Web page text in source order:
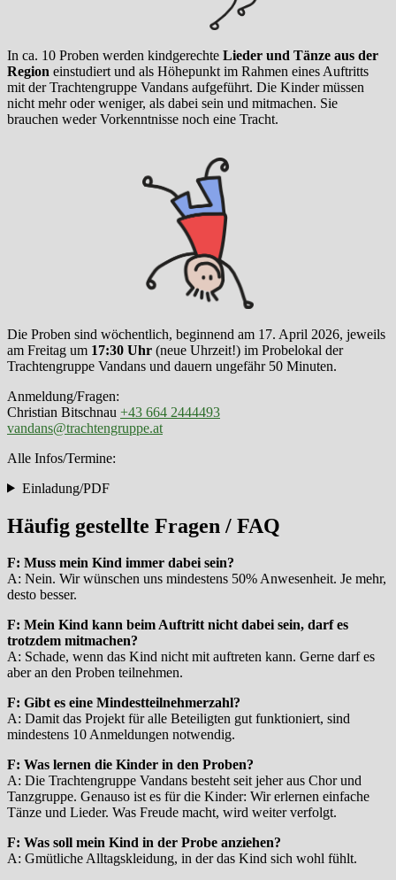
In ca. 10 Proben werden kindgerechte Lieder und Tänze aus der
Region einstudiert und als Höhepunkt im Rahmen eines Auftritts
mit der Trachtengruppe Vandans aufgeführt. Die Kinder müssen
nicht mehr oder weniger, als dabei sein und mitmachen. Sie
brauchen weder Vorkenntnisse noch eine Tracht.
Die Proben sind wöchentlich, beginnend am 17. April 2026, jeweils
am Freitag um 17:30 Uhr (neue Uhrzeit!) im Probelokal der
Trachtengruppe Vandans und dauern ungefähr 50 Minuten.
Anmeldung/Fragen:
Christian Bitschnau +43 664 2444493
vandans@trachtengruppe.at
Alle Infos/Termine:
Einladung/PDF
Häufig gestellte Fragen / FAQ
F: Muss mein Kind immer dabei sein?
A: Nein. Wir wünschen uns mindestens 50% Anwesenheit. Je mehr,
desto besser.
F: Mein Kind kann beim Auftritt nicht dabei sein, darf es
trotzdem mitmachen?
A: Schade, wenn das Kind nicht mit auftreten kann. Gerne darf es
aber an den Proben teilnehmen.
F: Gibt es eine Mindestteilnehmerzahl?
A: Damit das Projekt für alle Beteiligten gut funktioniert, sind
mindestens 10 Anmeldungen notwendig.
F: Was lernen die Kinder in den Proben?
A: Die Trachtengruppe Vandans besteht seit jeher aus Chor und
Tanzgruppe. Genauso ist es für die Kinder: Wir erlernen einfache
Tänze und Lieder. Was Freude macht, wird weiter verfolgt.
F: Was soll mein Kind in der Probe anziehen?
A: Gmütliche Alltagskleidung, in der das Kind sich wohl fühlt.